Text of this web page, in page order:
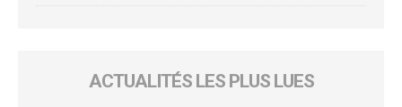
ACTUALITÉS LES PLUS LUES